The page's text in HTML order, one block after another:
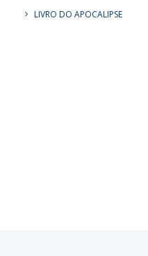
LIVRO DO APOCALIPSE